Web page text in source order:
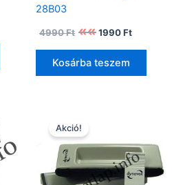
28B03
4990Ft
Original
price
was:
4990 Ft.
1990Ft
price
is:
Kosárba teszem
Akció!